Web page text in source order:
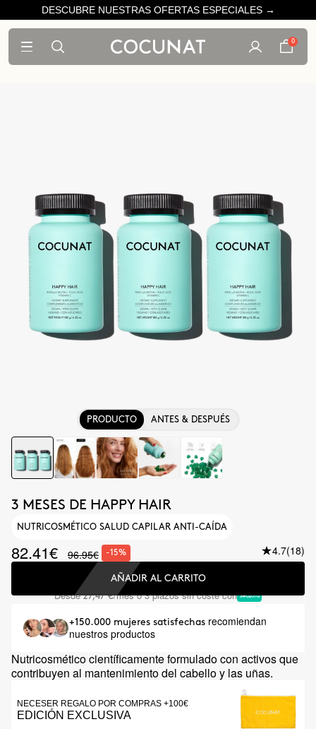
DESCUBRE NUESTRAS OFERTAS ESPECIALES →
0
PRODUCTO ANTES & DESPUÉS
3 MESES DE HAPPY HAIR
NUTRICOSMÉTICO SALUD CAPILAR ANTI-CAÍDA
82.41€ 96.95€ -15% 4.7(18)
AÑADIR AL CARRITO
Desde27,47 €/mes o 3 plazos sin coste con
+150.000 mujeres satisfechas recomiendan
nuestros productos
Nutricosmético científicamente formulado con activos que
contribuyen al mantenimiento del cabello y las uñas.
NECESER REGALO POR COMPRAS +100€
EDICIÓN EXCLUSIVA